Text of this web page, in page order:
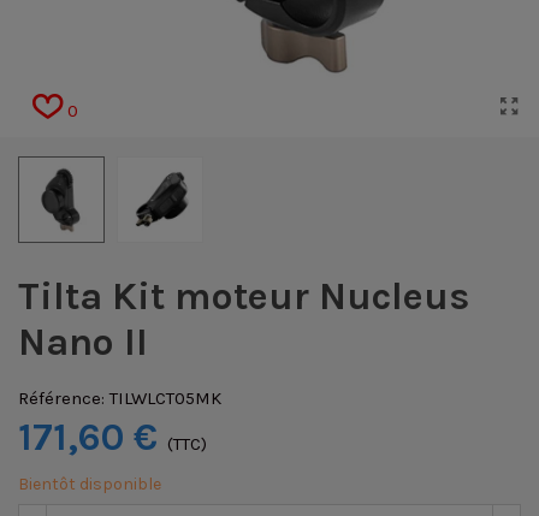
0
Tilta Kit moteur Nucleus
Nano II
Référence: TILWLCT05MK
171,60 € (TTC)
Bientôt disponible